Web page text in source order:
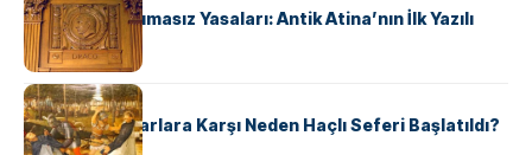
Draco’nun Acımasız Yasaları: Antik Atina’nın İlk Yazılı
Hukuk Kodu
KÜLTÜR
Avrupalı ​​Katharlara Karşı Neden Haçlı Seferi Başlatıldı?